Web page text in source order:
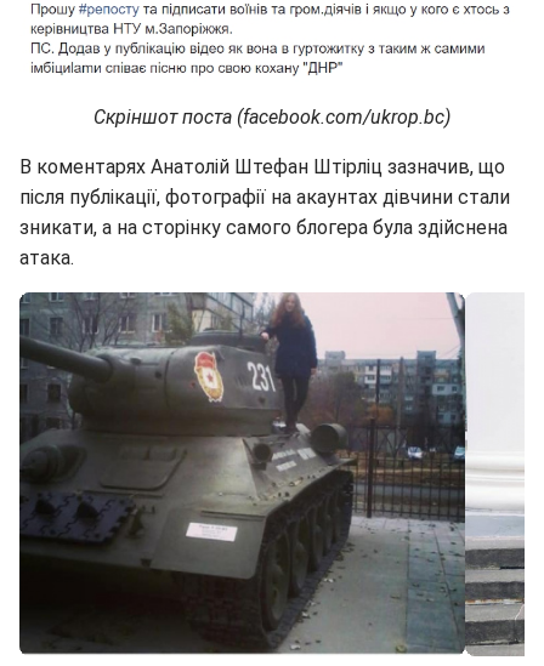
Скріншот поста (facebook.com/ukrop.bc)
В коментарях Анатолій Штефан Штірліц зазначив, що
після публікації, фотографії на акаунтах дівчини стали
зникати, а на сторінку самого блогера була здійснена
атака.